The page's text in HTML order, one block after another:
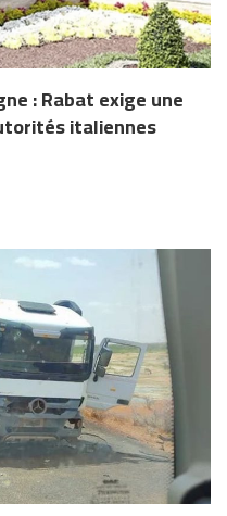
: Rabat exige une
italiennes